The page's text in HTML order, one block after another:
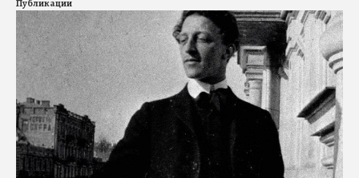
Публикации